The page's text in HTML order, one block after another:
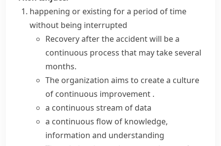
happening or existing for a period of time
without being interrupted
Recovery after the accident will be a
continuous process that may take several
months.
The organization aims to create a culture
of continuous improvement .
a continuous stream of data
a continuous flow of knowledge,
information and understanding